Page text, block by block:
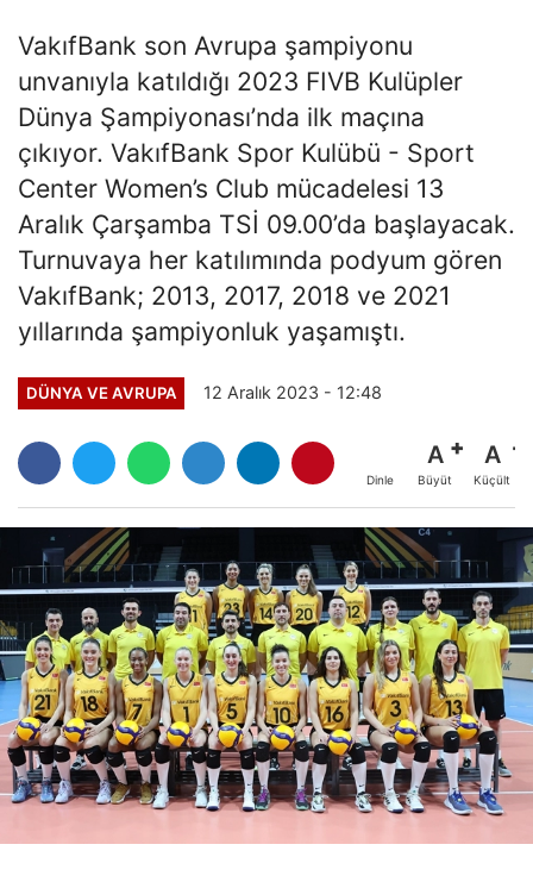
VakıfBank son Avrupa şampiyonu
unvanıyla katıldığı 2023 FIVB Kulüpler
Dünya Şampiyonası’nda ilk maçına
çıkıyor. VakıfBank Spor Kulübü - Sport
Center Women’s Club mücadelesi 13
Aralık Çarşamba TSİ 09.00’da başlayacak.
Turnuvaya her katılımında podyum gören
VakıfBank; 2013, 2017, 2018 ve 2021
yıllarında şampiyonluk yaşamıştı.
DÜNYA VE AVRUPA 12 Aralık 2023 - 12:48
Dinle
A
Büyüt
A
Küçült